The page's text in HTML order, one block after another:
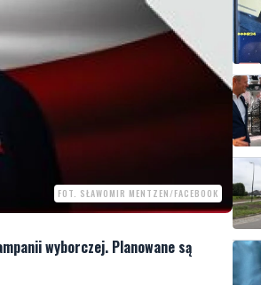
FOT. SŁAWOMIR MENTZEN/FACEBOOK
wyborczej. Planowane są